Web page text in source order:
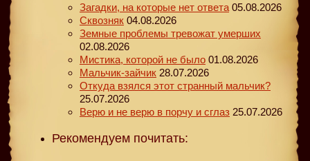
Загадки, на которые нет ответа 05.08.2026
Сквозняк 04.08.2026
Земные проблемы тревожат умерших
02.08.2026
Мистика, которой не было 01.08.2026
Мальчик-зайчик 28.07.2026
Откуда взялся этот странный мальчик?
25.07.2026
Верю и не верю в порчу и сглаз 25.07.2026
Рекомендуем почитать: